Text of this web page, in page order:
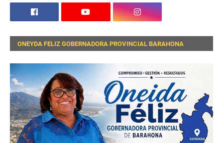
ONEYDA FELIZ GOBERNADORA PROVINCIAL BARAHONA